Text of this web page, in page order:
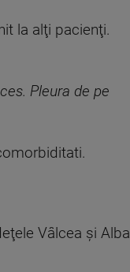
la alţi pacienţi.
Pleura de pe
Vâlcea şi Alba